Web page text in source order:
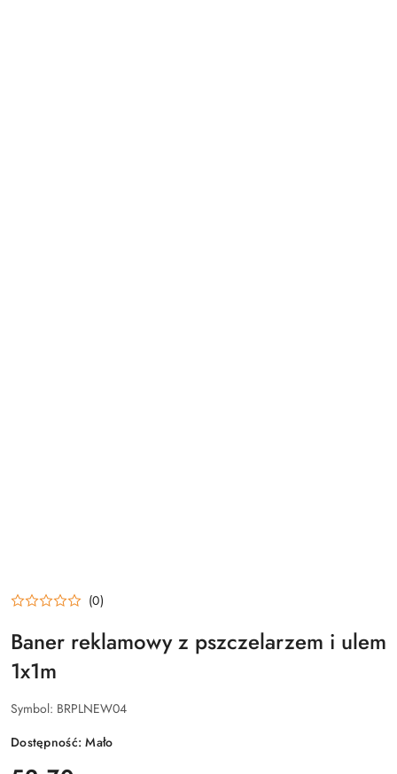
(0)
Baner reklamowy z pszczelarzem i ulem
1x1m
Symbol: BRPLNEW04
Dostępność:Mało